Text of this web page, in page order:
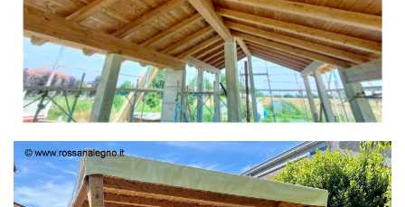
TETTO IN ABETE LAMELLARE PRETAGLIATO